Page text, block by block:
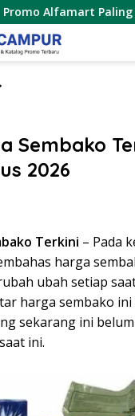
Alfamart Paling
Sembako
2026
Terkini – Pada
harga
ubah setiap
harga sembako ini
sekarang ini
ini.